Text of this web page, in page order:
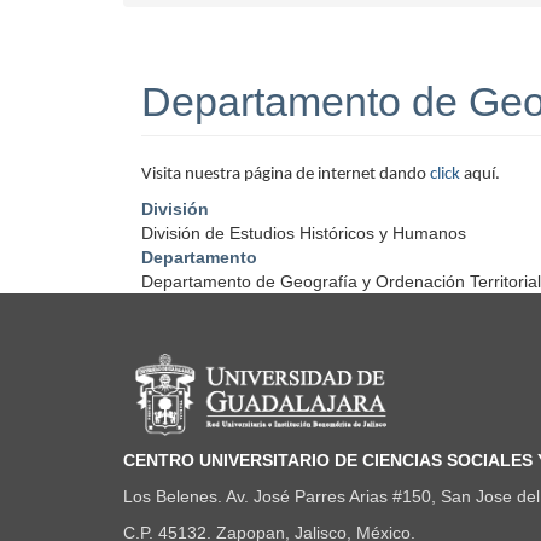
Departamento de
Visita nuestra página de internet dando click aquí.
División
División de Estudios Históricos y Humanos
Departamento
Departamento de Geografía y Ordenación Territorial
Información del portal
CENTRO UNIVERSITARIO DE CIENCIAS SOCIALES
Los Belenes. Av. José Parres Arias #150, San Jose del
C.P. 45132. Zapopan, Jalisco, México.